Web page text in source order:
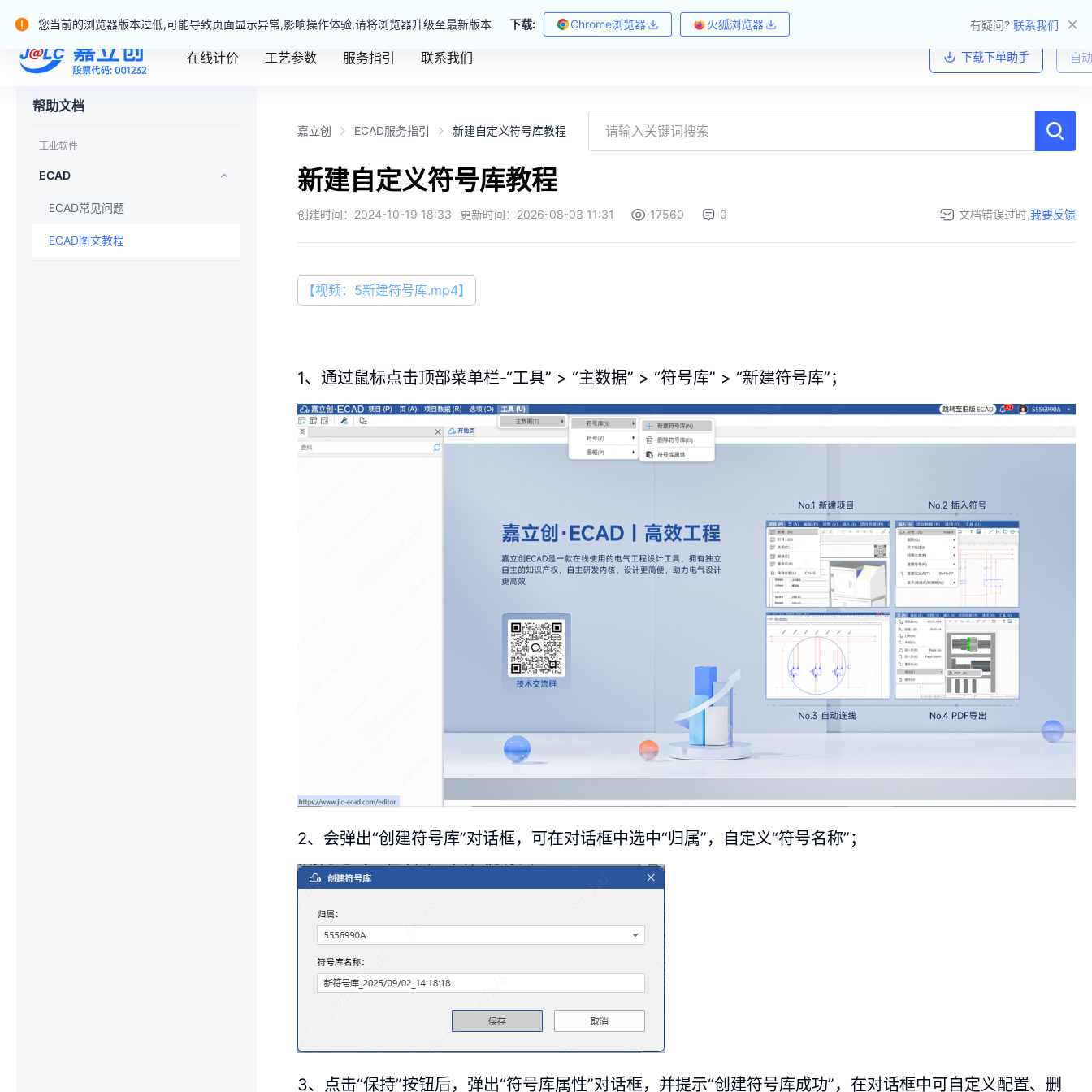
您当前的浏览器版本过低,可能导致页面显示异常,影响操作体验,请将浏览器升级至最新版本 下载: Chrome浏览器 火狐浏览器 有疑问? 联系我们
在线计价 工艺参数 服务指引 联系我们 下载下单助手 自
帮助文档
工业软件
ECAD
ECAD常见问题
ECAD图文教程
嘉立创 ECAD服务指引 新建自定义符号库教程
新建自定义符号库教程
创建时间： 2024-10-19 18:33 更新时间： 2026-08-03 11:31 17560 0 文档错误过时,我要反馈
【视频：5新建符号库.mp4】
1、通过鼠标点击顶部菜单栏-“工具” > “主数据” > “符号库” > “新建符号库”；
2、会弹出“创建符号库”对话框，可在对话框中选中“归属”，自定义“符号名称”；
3、点击“保持”按钮后，弹出“符号库属性”对话框，并提示“创建符号库成功”，在对话框中可自定义配置、删